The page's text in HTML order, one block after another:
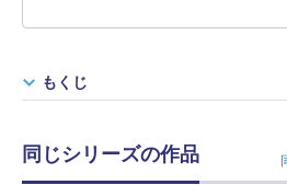
もくじ
同じシリーズの作品